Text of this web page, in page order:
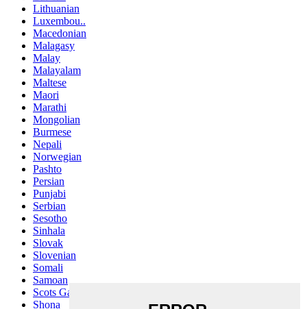
Lithuanian
Luxembou..
Macedonian
Malagasy
Malay
Malayalam
Maltese
Maori
Marathi
Mongolian
Burmese
Nepali
Norwegian
Pashto
Persian
Punjabi
Serbian
Sesotho
Sinhala
Slovak
Slovenian
Somali
Samoan
Scots Gaelic
Shona